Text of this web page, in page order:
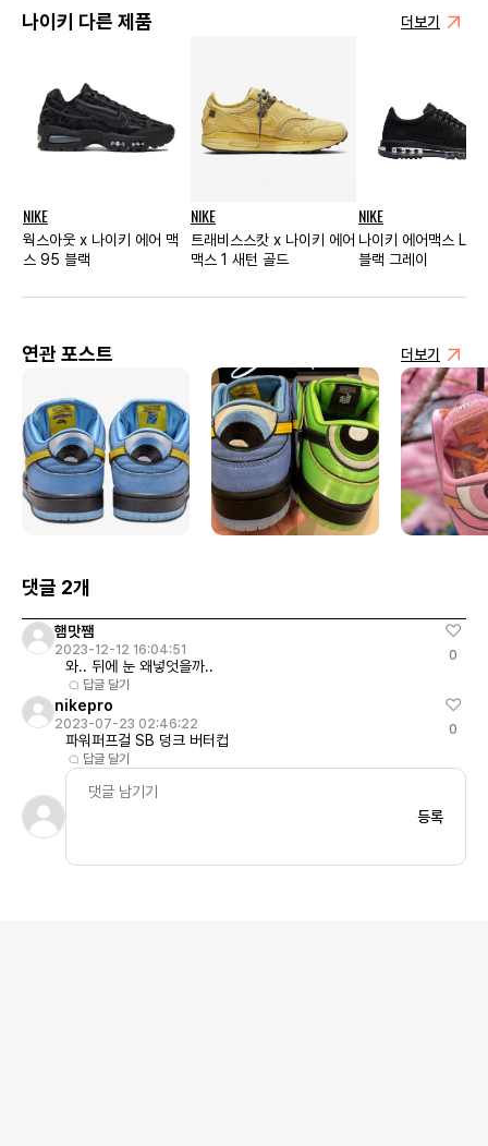
나이키 다른 제품 더보기
NIKE
웍스아웃 x 나이키 에어 맥
스 95 블랙
NIKE
트래비스스캇 x 나이키 에어
맥스 1 새턴 골드
NIKE
나이키 에어맥스 LD
블랙 그레이
연관 포스트 더보기
댓글 2개
햄맛쨈
2023-12-12 16:04:51
와.. 뒤에 눈 왜넣엇을까..
답글 달기
0
nikepro
2023-07-23 02:46:22
파워퍼프걸 SB 덩크 버터컵
답글 달기
0
등록